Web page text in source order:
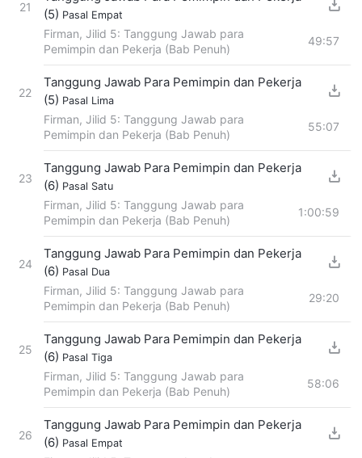
21
(5) Pasal Empat
Firman, Jilid 5: Tanggung Jawab para
Pemimpin dan Pekerja (Bab Penuh)
49:57
22
Tanggung Jawab Para Pemimpin dan Pekerja
(5) Pasal Lima
Firman, Jilid 5: Tanggung Jawab para
Pemimpin dan Pekerja (Bab Penuh)
55:07
23
Tanggung Jawab Para Pemimpin dan Pekerja
(6) Pasal Satu
Firman, Jilid 5: Tanggung Jawab para
Pemimpin dan Pekerja (Bab Penuh)
1:00:59
24
Tanggung Jawab Para Pemimpin dan Pekerja
(6) Pasal Dua
Firman, Jilid 5: Tanggung Jawab para
Pemimpin dan Pekerja (Bab Penuh)
29:20
25
Tanggung Jawab Para Pemimpin dan Pekerja
(6) Pasal Tiga
Firman, Jilid 5: Tanggung Jawab para
Pemimpin dan Pekerja (Bab Penuh)
58:06
26
Tanggung Jawab Para Pemimpin dan Pekerja
(6) Pasal Empat